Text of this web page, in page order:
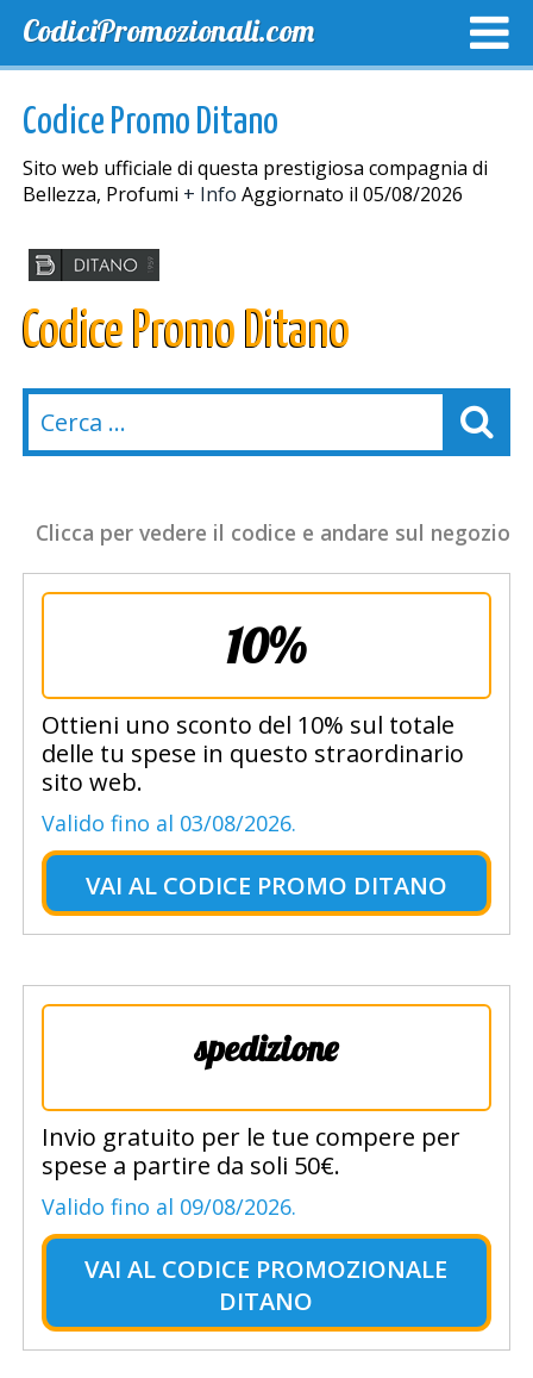
CodiciPromozionali.com
Codice Promo Ditano
Sito web ufficiale di questa prestigiosa compagnia di
Bellezza, Profumi + Info Aggiornato il 05/08/2026
Codice Promo Ditano
Clicca per vedere il codice e andare sul negozio
10%
Ottieni uno sconto del 10% sul totale
delle tu spese in questo straordinario
sito web.
Valido fino al 03/08/2026.
VAI AL CODICE PROMO DITANO
spedizione
Invio gratuito per le tue compere per
spese a partire da soli 50€.
Valido fino al 09/08/2026.
VAI AL CODICE PROMOZIONALE
DITANO